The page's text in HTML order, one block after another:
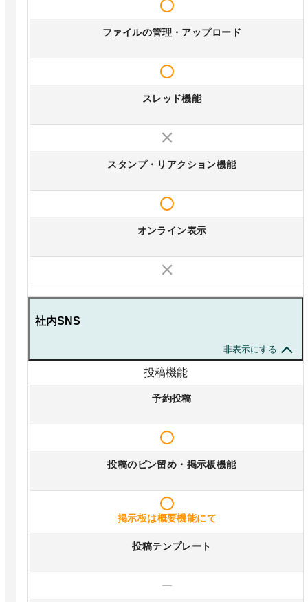
ファイルの管理・アップロード
スレッド機能
スタンプ・リアクション機能
オンライン表示
社内SNS
非表示にする
投稿機能
予約投稿
投稿のピン留め・掲示板機能
掲示板は概要機能にて
投稿テンプレート
—